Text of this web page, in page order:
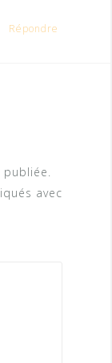
Répondre
avec